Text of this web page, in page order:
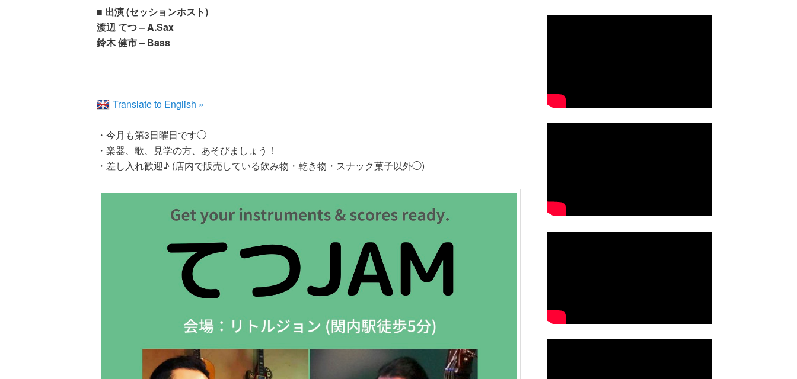
■ 出演 (セッションホスト)
渡辺 てつ – A.Sax
鈴木 健市 – Bass
Translate to English »
・今月も第3日曜日です◯
・楽器、歌、見学の方、あそびましょう！
・差し入れ歓迎♪ (店内で販売している飲み物・乾き物・スナック菓子以外◯)